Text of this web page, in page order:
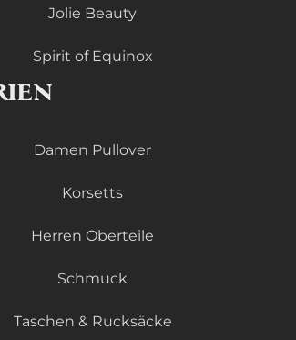
Jolie Beauty
Spirit of Equinox
Damen Pullover
Korsetts
Herren Oberteile
Schmuck
Taschen & Rucksäcke